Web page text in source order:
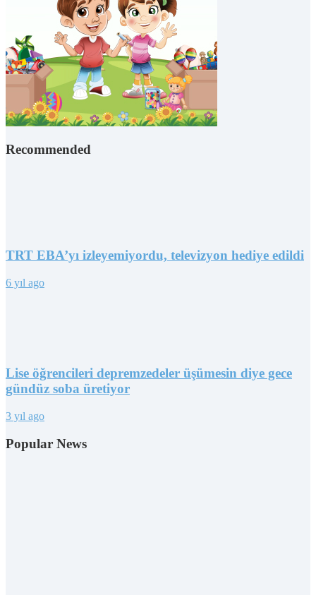
Recommended
TRT EBA’yı izleyemiyordu, televizyon hediye edildi
6 yıl ago
Lise öğrencileri depremzedeler üşümesin diye gece
gündüz soba üretiyor
3 yıl ago
Popular News